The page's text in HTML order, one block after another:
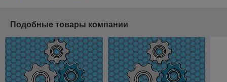
Подобные товары компании